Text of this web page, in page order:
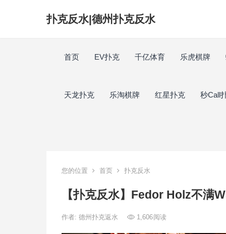
扑克反水|德州扑克反水
首页 EV扑克 千亿体育 乐虎棋牌
天龙扑克 乐淘棋牌 红星扑克 秒Call
您的位置 首页 扑克反水
【扑克反水】Fedor Holz不满
作者: 德州扑克返水 1,606阅读